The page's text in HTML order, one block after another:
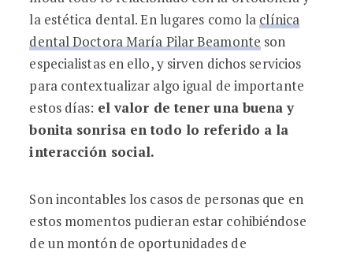
la estética dental. En lugares como la clínica
dental Doctora María Pilar Beamonte son
especialistas en ello, y sirven dichos servicios
para contextualizar algo igual de importante
estos días: el valor de tener una buena y
bonita sonrisa en todo lo referido a la
interacción social.
Son incontables los casos de personas que en
estos momentos pudieran estar cohibiéndose
de un montón de oportunidades de